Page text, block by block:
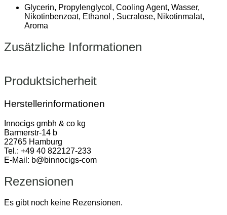
Glycerin, Propylenglycol, Cooling Agent, Wasser,
Nikotinbenzoat, Ethanol , Sucralose, Nikotinmalat,
Aroma
Zusätzliche Informationen
Produktsicherheit
Herstellerinformationen
Innocigs gmbh & co kg
Barmerstr-14 b
22765 Hamburg
Tel.: +49 40 822127-233
E-Mail: b@binnocigs-com
Rezensionen
Es gibt noch keine Rezensionen.